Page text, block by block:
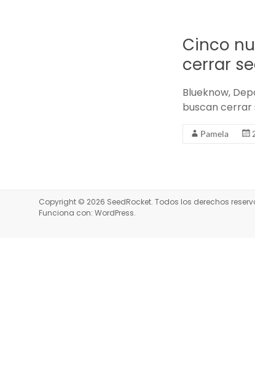
Cinco
cerrar
Blueknow,
buscan cerrar
Pamela
Copyright © 2026 SeedRocket. Todos los derechos
Funciona con: WordPress.